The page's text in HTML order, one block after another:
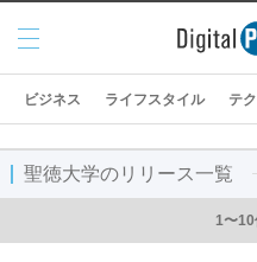
メニ
ュー
ビジネス ライフスタイル テ
聖徳大学のリリース一覧
1〜10